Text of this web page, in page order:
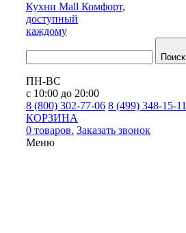
Кухни Mall Комфорт,
доступный
каждому
Поиск
ПН-ВС
с 10:00 до 20:00
8 (800) 302-77-06 8 (499) 348-15-11
КОРЗИНА
0 товаров. Заказать звонок
Меню